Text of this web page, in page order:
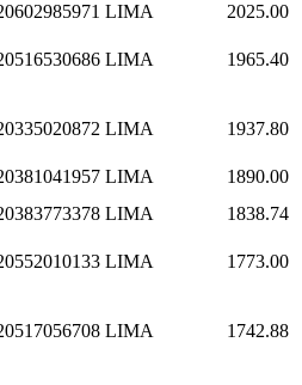
LIMA 2025.00
LIMA 1965.40
LIMA 1937.80
LIMA
1890.00
LIMA 1838.74
LIMA 1773.00
LIMA 1742.88